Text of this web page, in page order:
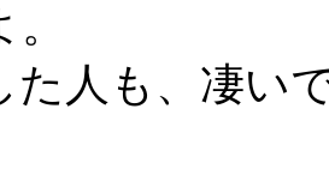
た人も、凄い